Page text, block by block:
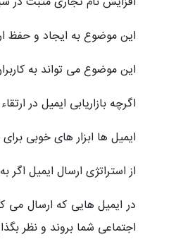
این موضوع به ایجاد و حفظ
این موضوع می تواند به
اگرچه بازاریابی ایمیل در
ایمیل ها ابزار های خوبی
از استراتژی ارسال ایمیل
در ایمیل هایی که ارسال می
اجتماعی شما بروند و نظر